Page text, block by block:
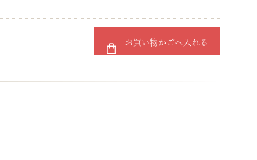
お買い物かごへ入れる